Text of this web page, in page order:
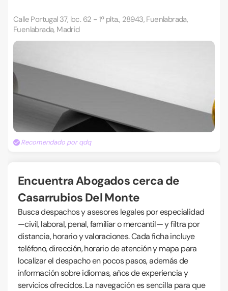
Calle Portugal 37, loc. 62 - 1ª plta., 28943, Fuenlabrada,
Fuenlabrada, Madrid
Recomendado por qdq
Encuentra Abogados cerca de
Casarrubios Del Monte
Busca despachos y asesores legales por especialidad
—civil, laboral, penal, familiar o mercantil— y filtra por
distancia, horario y valoraciones. Cada ficha incluye
teléfono, dirección, horario de atención y mapa para
localizar el despacho en pocos pasos, además de
información sobre idiomas, años de experiencia y
servicios ofrecidos. La navegación es sencilla para que